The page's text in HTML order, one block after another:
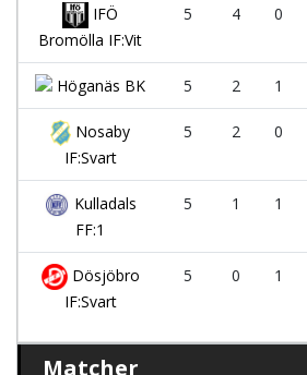
IFÖ
Bromölla IF:Vit
5 4 0
Höganäs BK 5 2 1
Nosaby
IF:Svart
5 2 0
Kulladals
FF:1
5 1 1
Dösjöbro
IF:Svart
5 0 1
Matcher